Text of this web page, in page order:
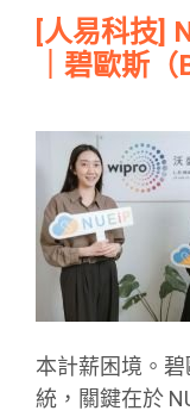
[人易科技]
｜碧歐斯
本計薪困境。
統，關鍵在於